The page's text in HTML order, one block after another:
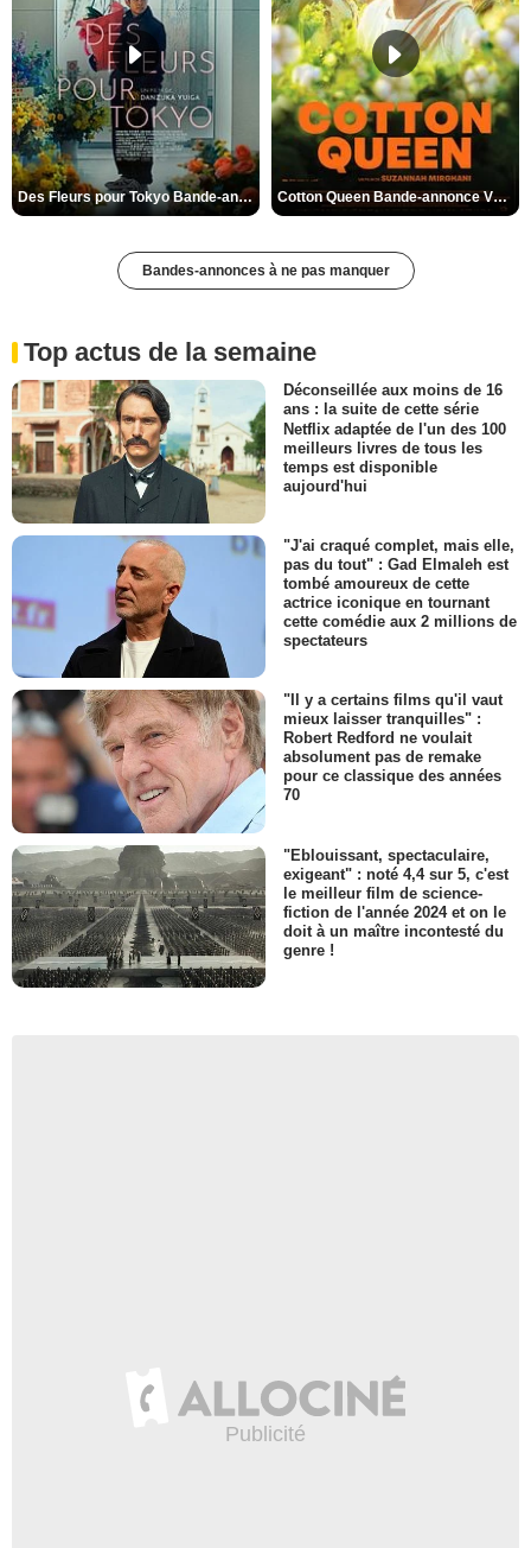
Des Fleurs pour Tokyo Bande-annonce VO STFR Cotton Queen Bande-annonce VO STFR
Bandes-annonces à ne pas manquer
Top actus de la semaine
Déconseillée aux moins de 16
ans : la suite de cette série
Netflix adaptée de l'un des 100
meilleurs livres de tous les
temps est disponible
aujourd'hui
"J'ai craqué complet, mais elle,
pas du tout" : Gad Elmaleh est
tombé amoureux de cette
actrice iconique en tournant
cette comédie aux 2 millions de
spectateurs
"Il y a certains films qu'il vaut
mieux laisser tranquilles" :
Robert Redford ne voulait
absolument pas de remake
pour ce classique des années
70
"Eblouissant, spectaculaire,
exigeant" : noté 4,4 sur 5, c'est
le meilleur film de science-
fiction de l'année 2024 et on le
doit à un maître incontesté du
genre !